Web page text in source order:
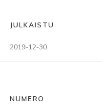
JULKAISTU
2019-12-30
NUMERO